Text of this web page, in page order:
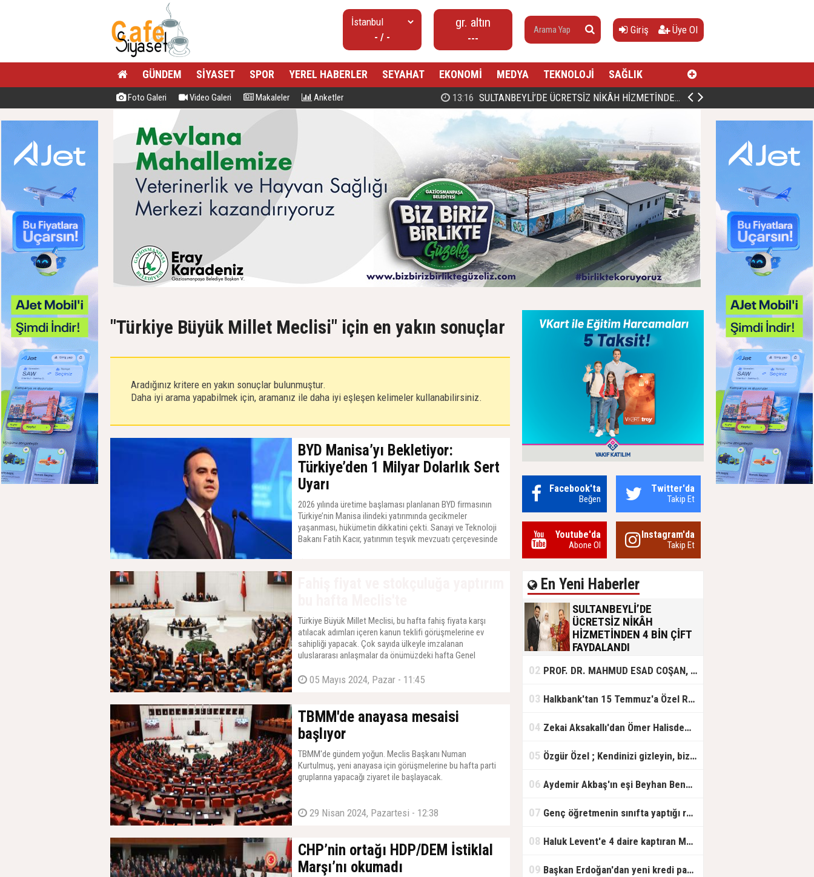
- / -
gr. altın
---
Giriş Üye Ol
GÜNDEM SİYASET SPOR YEREL HABERLER SEYAHAT EKONOMİ MEDYA TEKNOLOJİ SAĞLIK
Foto Galeri Video Galeri Makaleler Anketler 00:27 PROF. DR. MAHMUD ESAD COŞAN, DOĞUMUNUN HİCRÎ 91. YILINDA ELAZIĞ'DA YÂD EDİLECEK
"Türkiye Büyük Millet Meclisi" için en yakın sonuçlar
Aradığınız kritere en yakın sonuçlar bulunmuştur.
Daha iyi arama yapabilmek için, aramanız ile daha iyi eşleşen kelimeler kullanabilirsiniz.
BYD Manisa’yı Bekletiyor:
Türkiye’den 1 Milyar Dolarlık Sert
Uyarı
2026 yılında üretime başlaması planlanan BYD firmasının
Türkiye’nin Manisa ilindeki yatırımında gecikmeler
yaşanması, hükümetin dikkatini çekti. Sanayi ve Teknoloji
Bakanı Fatih Kacır, yatırımın teşvik mevzuatı çerçevesinde
Türkiye Büyük Millet Meclisi, bu hafta fahiş fiyata karşı
atılacak adımları içeren kanun teklifi görüşmelerine ev
sahipliği yapacak. Çok sayıda ülkeyle imzalanan
uluslararası anlaşmalar da önümüzdeki hafta Genel
05 Mayıs 2024, Pazar - 11:45
TBMM'de anayasa mesaisi
başlıyor
TBMM'de gündem yoğun. Meclis Başkanı Numan
Kurtulmuş, yeni anayasa için görüşmelerine bu hafta parti
gruplarına yapacağı ziyaret ile başlayacak.
29 Nisan 2024, Pazartesi - 12:38
CHP’nin ortağı HDP/DEM İstiklal
Marşı’nı okumadı
Facebook'ta
Beğen
Twitter'da
Takip Et
Youtube'da
Abone Ol
Instagram'da
Takip Et
En Yeni Haberler
SULTANBEYLİ’DE
ÜCRETSİZ NİKÂH
HİZMETİNDEN 4 BİN ÇİFT
FAYDALANDI
olan gençlere destek amacıyla
başlattığı ücretsiz nikâh hizmetini
başlattıklarını belirten Sultanbeyli
ücretsiz hizmet vermenin
02 PROF. DR. MAHMUD ESAD COŞAN, DOĞUMUNUN HİCRÎ 91. YILINDA ELAZIĞ'DA YÂD EDİLECEK
03 Halkbank'tan 15 Temmuz'a Özel Reklam Filmi: "İrade Bizim, Zafer Bizim"
04 Zekai Aksakallı'dan Ömer Halisdemir'e 'vefa' ziyareti!
05 Özgür Özel ; Kendinizi gizleyin, bizden işaret bekleyin
06 Aydemir Akbaş'ın eşi Beyhan Benek Akbaş hayatını kaybetti
07 Genç öğretmenin sınıfta yaptığı rezil paylaşım
08 Haluk Levent'e 4 daire kaptıran Müteahhit soluğu savcılıkta aldı
09 Başkan Erdoğan'dan yeni kredi paketi müjdesi: 6 ay geri ödemesiz, 36 ay vadeli